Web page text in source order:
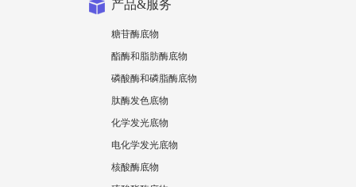
产品&服务
糖苷酶底物
酯酶和脂肪酶底物
磷酸酶和磷脂酶底物
肽酶发色底物
化学发光底物
电化学发光底物
核酸酶底物